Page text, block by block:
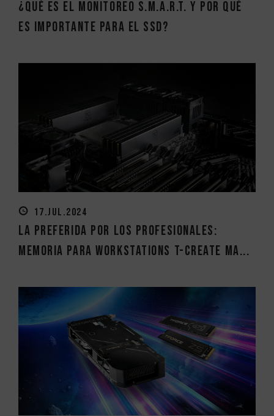
¿Qué es el monitoreo S.M.A.R.T. y por qué
es importante para el SSD?
17.JUL.2024
La preferida por los profesionales:
Memoria para Workstations T-CREATE MA...